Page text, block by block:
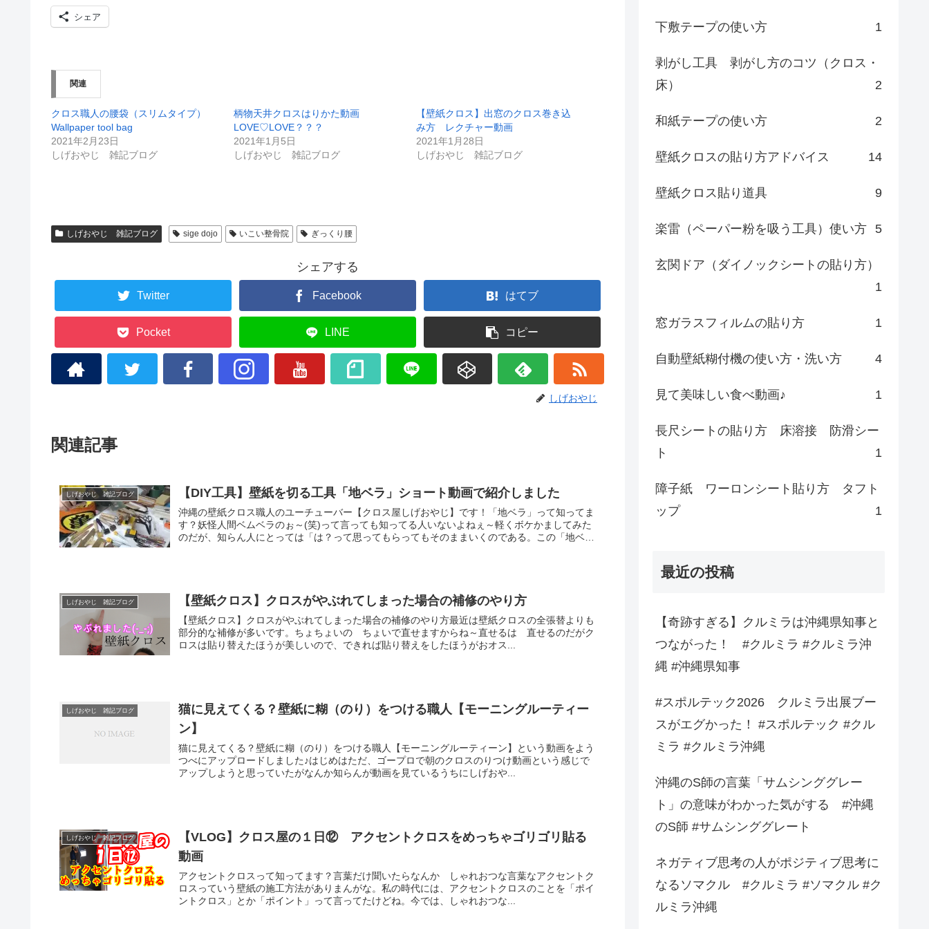
シェア
関連
クロス職人の腰袋（スリムタイプ）
Wallpaper tool bag
2021年2月23日
しげおやじ 雑記ブログ
柄物天井クロスはりかた動画
LOVE♡LOVE？？？
2021年1月5日
しげおやじ 雑記ブログ
【壁紙クロス】出窓のクロス巻き込
み方 レクチャー動画
2021年1月28日
しげおやじ 雑記ブログ
しげおやじ 雑記ブログ sige dojo いこい整骨院 ぎっくり腰
シェアする
Twitter Facebook はてブ
Pocket LINE コピー
しげおやじ
関連記事
しげおやじ 雑記ブログ 【DIY工具】壁紙を切る工具「地ベラ」ショート動画で紹介しました
沖縄の壁紙クロス職人のユーチューバー【クロス屋しげおやじ】です！「地ベラ」って知ってま
す？妖怪人間ベムベラのぉ～(笑)って言っても知ってる人いないよねぇ～軽くボケかましてみた
のだが、知らん人にとっては「は？って思ってもらってもそのままいくのである。この「地ベ
言い過ぎだな(笑)
しげおやじ 雑記ブログ 【壁紙クロス】クロスがやぶれてしまった場合の補修のやり方
【壁紙クロス】クロスがやぶれてしまった場合の補修のやり方最近は壁紙クロスの全張替よりも
部分的な補修が多いです。ちょちょいの ちょいで直せますからね～直せるは 直せるのだがク
ロスは貼り替えたほうが美しいので、できれば貼り替えをしたほうがおオス...
しげおやじ 雑記ブログ
猫に見えてくる？壁紙に糊（のり）をつける職人【モーニングルーティー
ン】
猫に見えてくる？壁紙に糊（のり）をつける職人【モーニングルーティーン】という動画をよう
つべにアップロードしました♪はじめはただ、ゴープロで朝のクロスのりつけ動画という感じで
アップしようと思っていたがなんか知らんが動画を見ているうちにしげおや...
しげおやじ 雑記ブログ
【VLOG】クロス屋の１日⑫ アクセントクロスをめっちゃゴリゴリ貼る
動画
アクセントクロスって知ってます？言葉だけ聞いたらなんか しゃれおつな言葉なアクセントク
ロスっていう壁紙の施工方法がありまんがな。私の時代には、アクセントクロスのことを「ポイ
ントクロス」とか「ポイント」って言ってたけどね。今では、しゃれおつな...
下敷テープの使い方 1
剥がし工具 剥がし方のコツ（クロス・
床）
2
和紙テープの使い方 2
壁紙クロスの貼り方アドバイス 14
壁紙クロス貼り道具 9
楽雷（ペーパー粉を吸う工具）使い方 5
玄関ドア（ダイノックシートの貼り方）
1
窓ガラスフィルムの貼り方 1
自動壁紙糊付機の使い方・洗い方 4
見て美味しい食べ動画♪ 1
長尺シートの貼り方 床溶接 防滑シー
ト
1
障子紙 ワーロンシート貼り方 タフト
ップ
1
最近の投稿
【奇跡すぎる】クルミラは沖縄県知事と
つながった！ #クルミラ #クルミラ沖
縄 #沖縄県知事
#スポルテック2026 クルミラ出展ブー
スがエグかった！ #スポルテック #クル
ミラ #クルミラ沖縄
沖縄のS師の言葉「サムシンググレー
ト」の意味がわかった気がする #沖縄
のS師 #サムシンググレート
ネガティブ思考の人がポジティブ思考に
なるソマクル #クルミラ #ソマクル #ク
ルミラ沖縄